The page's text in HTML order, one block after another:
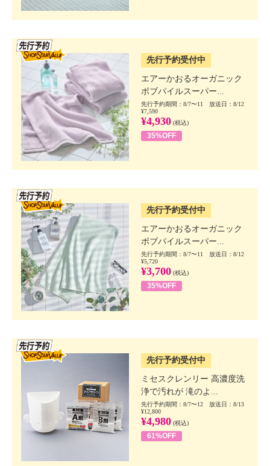
先行予約受付中
エアーかおるオーガニック
ボブパイルスーパー...
先行予約期間：8/7〜11 放送日：8/12
¥7,590
¥4,930 (税込)
35%OFF
先行予約受付中
エアーかおるオーガニック
ボブパイルスーパー...
先行予約期間：8/7〜11 放送日：8/12
¥5,720
¥3,700 (税込)
35%OFF
先行予約受付中
ミセスクレンリー 高濃度洗
浄で汚れが 滝のよ...
先行予約期間：8/7〜12 放送日：8/13
¥12,800
¥4,980 (税込)
61%OFF